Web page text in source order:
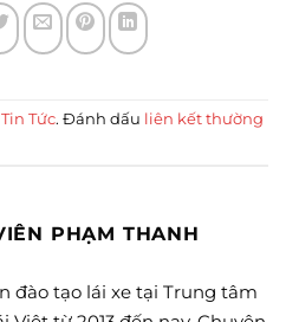
Tin Tức. Đánh dấu liên kết thường
PHẠM THANH
đào tạo lái xe tại Trung tâm